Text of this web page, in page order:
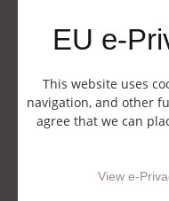
EU e-
This website uses
navigation, and other
agree that we can
View e-